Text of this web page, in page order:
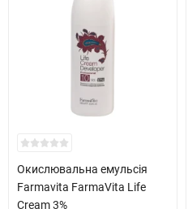
Окислювальна емульсія
Farmavita FarmaVita Life
Cream 3%